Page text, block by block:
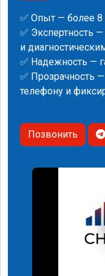
✅ Опыт — более 8
✅ Экспертность
и
✅ Надежность —
✅ Прозрачность
телефону и
Позвонить